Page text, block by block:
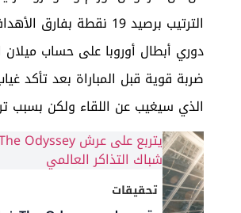
الترتيب برصيد 19
دوري أبطال أوروبا على حساب
ضربة قوية قبل المباراة بعد تأكد
الذي سيغيب عن اللقاء ولكن بسبب